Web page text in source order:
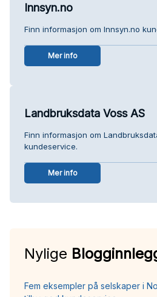
Innsyn.no
Finn informasjon om Innsyn.no
Mer info
Landbruksdata Voss AS
Finn informasjon om
kundeservice.
Mer info
Nylige
Fem eksempler på selskaper i